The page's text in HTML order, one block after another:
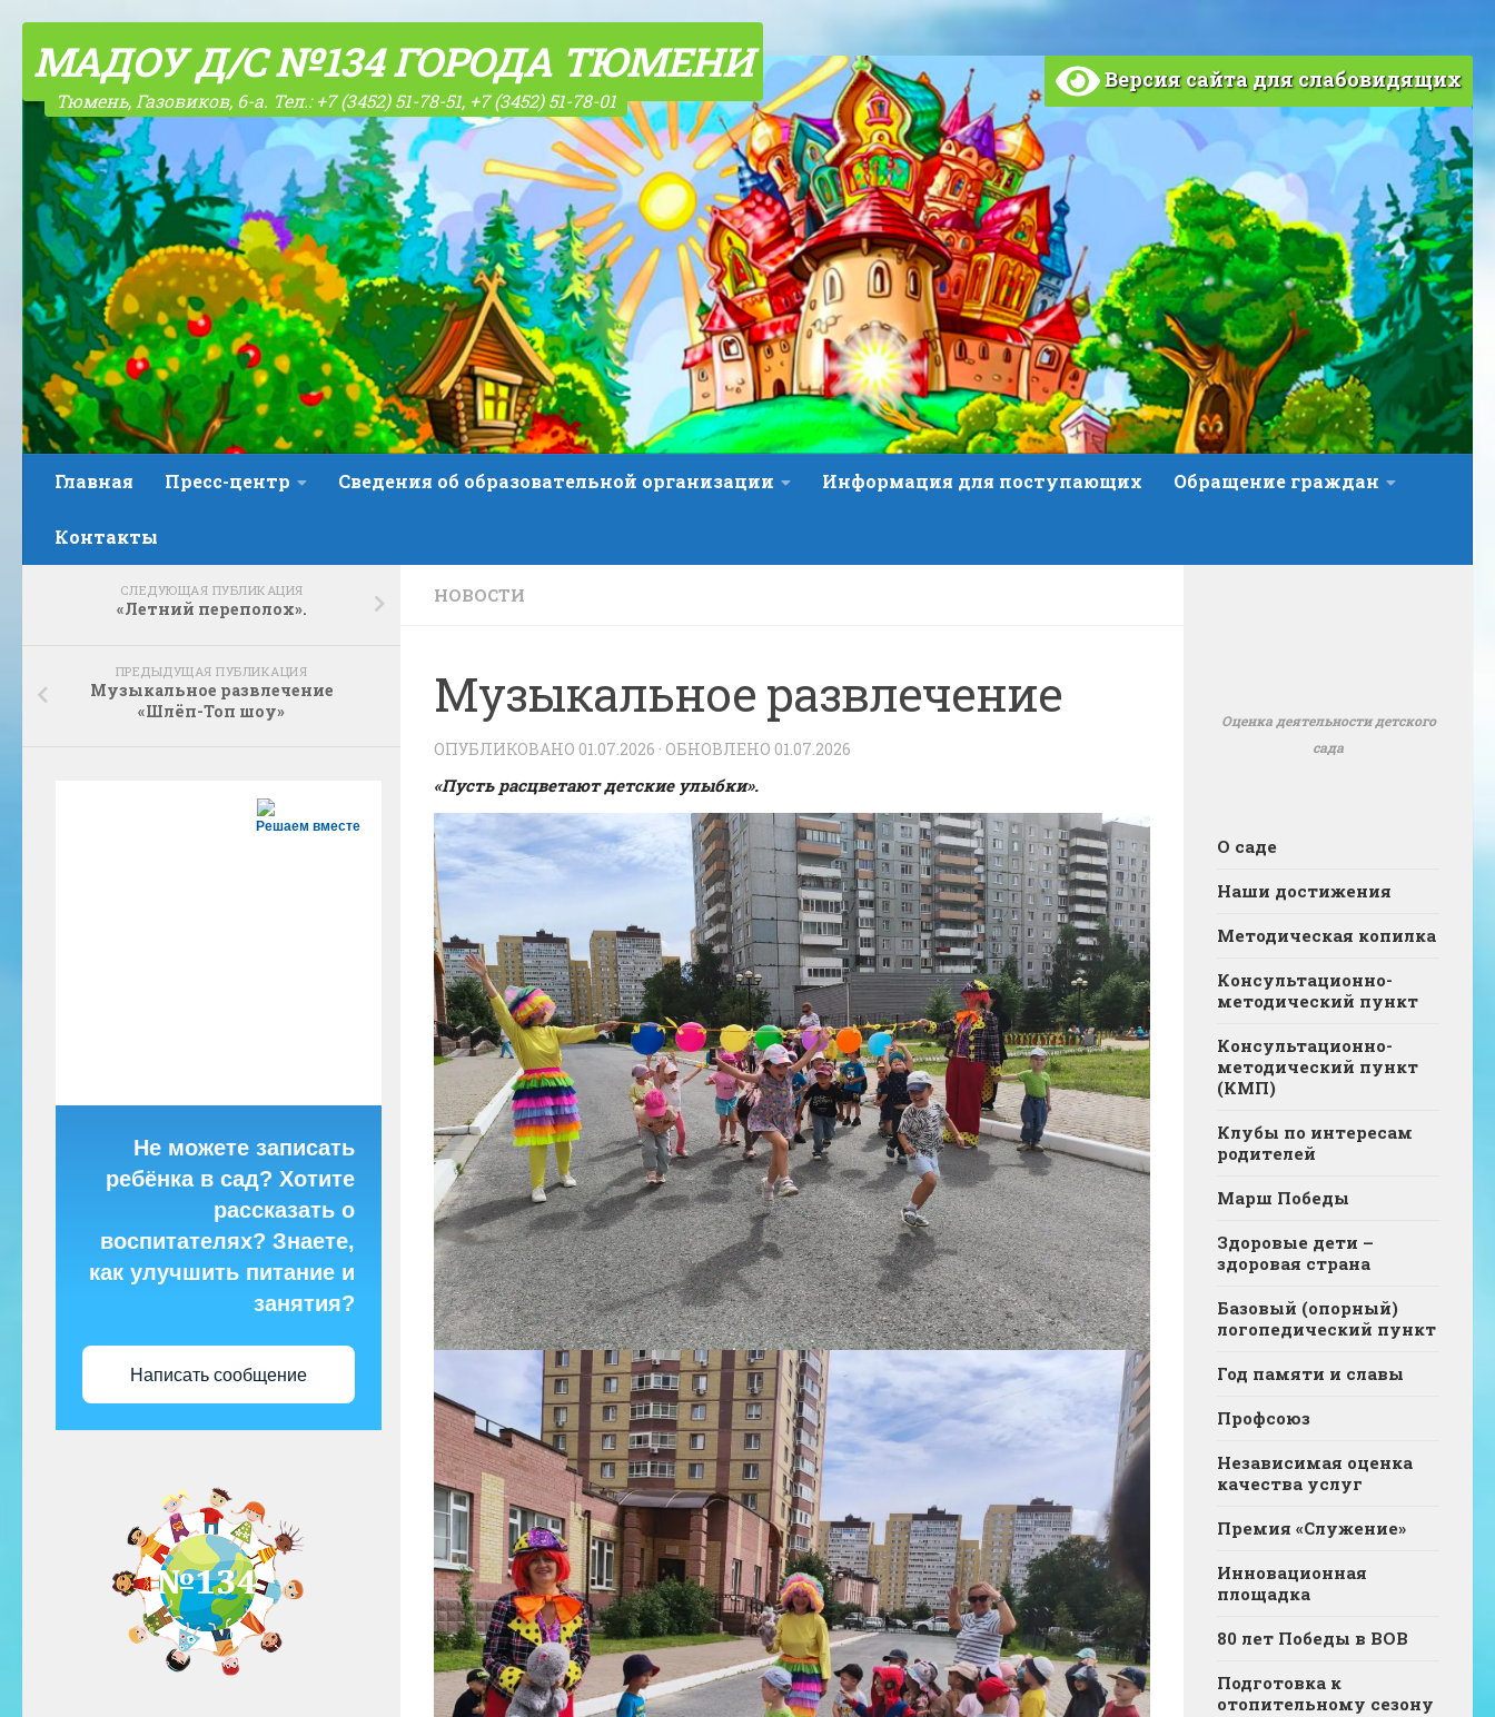
МАДОУ Д/С №134 ГОРОДА ТЮМЕНИ
Тюмень, Газовиков, 6-а. Тел.: +7 (3452) 51-78-51, +7 (3452) 51-78-01
Версия сайта для слабовидящих
Главная Пресс-центр Сведения об образовательной организации Информация для поступающих Обращение граждан
Контакты
НОВОСТИ
Музыкальное развлечение
ОПУБЛИКОВАНО 01.07.2026 · ОБНОВЛЕНО 01.07.2026
«Пусть расцветают детские улыбки».
СЛЕДУЮЩАЯ ПУБЛИКАЦИЯ
«Летний переполох».
ПРЕДЫДУЩАЯ ПУБЛИКАЦИЯ
Музыкальное развлечение
«Шлёп-Топ шоу»
Решаем вместе
Не можете записать
ребёнка в сад? Хотите
рассказать о
воспитателях? Знаете,
как улучшить питание и
занятия?
Написать сообщение
Оценка деятельности детского
сада
О саде
Наши достижения
Методическая копилка
Консультационно-
методический пункт
Консультационно-
методический пункт
(КМП)
Клубы по интересам
родителей
Марш Победы
Здоровые дети –
здоровая страна
Базовый (опорный)
логопедический пункт
Год памяти и славы
Профсоюз
Независимая оценка
качества услуг
Премия «Служение»
Инновационная
площадка
80 лет Победы в ВОВ
Подготовка к
отопительному сезону